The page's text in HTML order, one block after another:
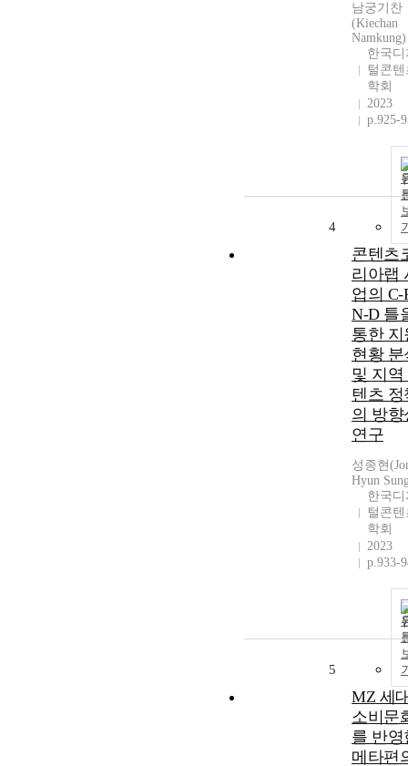
남궁기찬
(Kiechan
Namkung)
한국디
털콘텐
학회
2023
p.925-
4
콘텐츠
리아랩
업의 C-
N-D 틀
통한 지
현황 분
및 지역
텐츠 정
의 방향
연구
성종현
Hyun
한국디
털콘텐
학회
2023
p.933-
5
MZ 세
소비문
를 반영
메타편